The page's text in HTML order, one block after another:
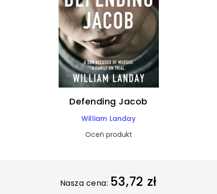
Defending Jacob
William Landay
Oceń produkt
Nasza cena: 53,72 zł